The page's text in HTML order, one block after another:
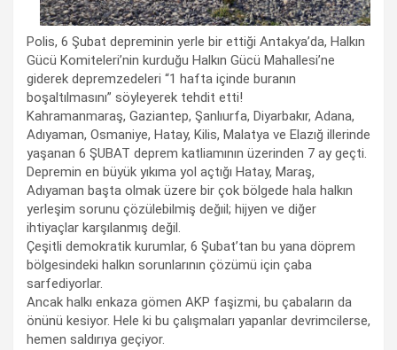
Polis, 6 Şubat depreminin yerle bir ettiği Antakya’da, Halkın
Gücü Komiteleri’nin kurduğu Halkın Gücü Mahallesi’ne
giderek depremzedeleri “1 hafta içinde buranın
boşaltılmasını” söyleyerek tehdit etti!
Kahramanmaraş, Gaziantep, Şanlıurfa, Diyarbakır, Adana,
Adıyaman, Osmaniye, Hatay, Kilis, Malatya ve Elazığ illerinde
yaşanan 6 ŞUBAT deprem katliamının üzerinden 7 ay geçti.
Depremin en büyük yıkıma yol açtığı Hatay, Maraş,
Adıyaman başta olmak üzere bir çok bölgede hala halkın
yerleşim sorunu çözülebilmiş değıil; hijyen ve diğer
ihtiyaçlar karşılanmış değil.
Çeşitli demokratik kurumlar, 6 Şubat’tan bu yana döprem
bölgesindeki halkın sorunlarının çözümü için çaba
sarfediyorlar.
Ancak halkı enkaza gömen AKP faşizmi, bu çabaların da
önünü kesiyor. Hele ki bu çalışmaları yapanlar devrimcilerse,
hemen saldırıya geçiyor.